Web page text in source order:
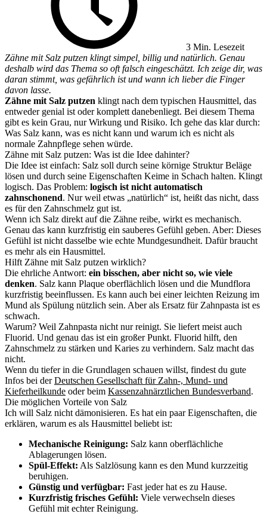
3 Min. Lesezeit
Zähne mit Salz putzen klingt simpel, billig und natürlich. Genau
deshalb wird das Thema so oft falsch eingeschätzt. Ich zeige dir, was
daran stimmt, was gefährlich ist und wann ich lieber die Finger
davon lasse.
Zähne mit Salz putzen klingt nach dem typischen Hausmittel, das
entweder genial ist oder komplett danebenliegt. Bei diesem Thema
gibt es kein Grau, nur Wirkung und Risiko. Ich gehe das klar durch:
Was Salz kann, was es nicht kann und warum ich es nicht als
normale Zahnpflege sehen würde.
Zähne mit Salz putzen: Was ist die Idee dahinter?
Die Idee ist einfach: Salz soll durch seine körnige Struktur Beläge
lösen und durch seine Eigenschaften Keime in Schach halten. Klingt
logisch. Das Problem: logisch ist nicht automatisch
zahnschonend. Nur weil etwas „natürlich“ ist, heißt das nicht, dass
es für den Zahnschmelz gut ist.
Wenn ich Salz direkt auf die Zähne reibe, wirkt es mechanisch.
Genau das kann kurzfristig ein sauberes Gefühl geben. Aber: Dieses
Gefühl ist nicht dasselbe wie echte Mundgesundheit. Dafür braucht
es mehr als ein Hausmittel.
Hilft Zähne mit Salz putzen wirklich?
Die ehrliche Antwort: ein bisschen, aber nicht so, wie viele
denken. Salz kann Plaque oberflächlich lösen und die Mundflora
kurzfristig beeinflussen. Es kann auch bei einer leichten Reizung im
Mund als Spülung nützlich sein. Aber als Ersatz für Zahnpasta ist es
schwach.
Warum? Weil Zahnpasta nicht nur reinigt. Sie liefert meist auch
Fluorid. Und genau das ist ein großer Punkt. Fluorid hilft, den
Zahnschmelz zu stärken und Karies zu verhindern. Salz macht das
nicht.
Wenn du tiefer in die Grundlagen schauen willst, findest du gute
Infos bei derDeutschen Gesellschaft für Zahn-, Mund- und
Kieferheilkunde oder beim Kassenzahnärztlichen Bundesverband.
Die möglichen Vorteile von Salz
Ich will Salz nicht dämonisieren. Es hat ein paar Eigenschaften, die
erklären, warum es als Hausmittel beliebt ist:
Mechanische Reinigung: Salz kann oberflächliche
Ablagerungen lösen.
Spül-Effekt: Als Salzlösung kann es den Mund kurzzeitig
beruhigen.
Günstig und verfügbar: Fast jeder hat es zu Hause.
Kurzfristig frisches Gefühl: Viele verwechseln dieses
Gefühl mit echter Reinigung.